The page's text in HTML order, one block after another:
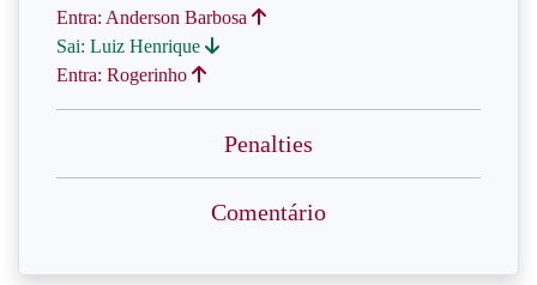
Entra: Anderson Barbosa
Sai: Luiz Henrique
Entra: Rogerinho
Penalties
Comentário